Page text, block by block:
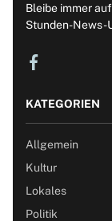
Bleibe immer
Stunden-News-
KATEGORIEN
Allgemein
Kultur
Lokales
Politik